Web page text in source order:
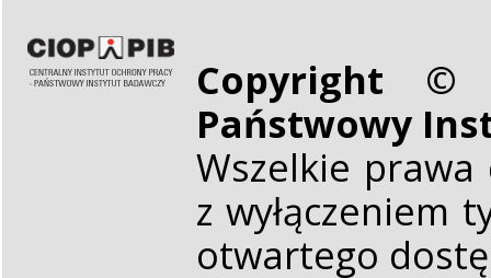
Copyright ©
Państwowy
Wszelkie
z wyłączeniem
otwartego